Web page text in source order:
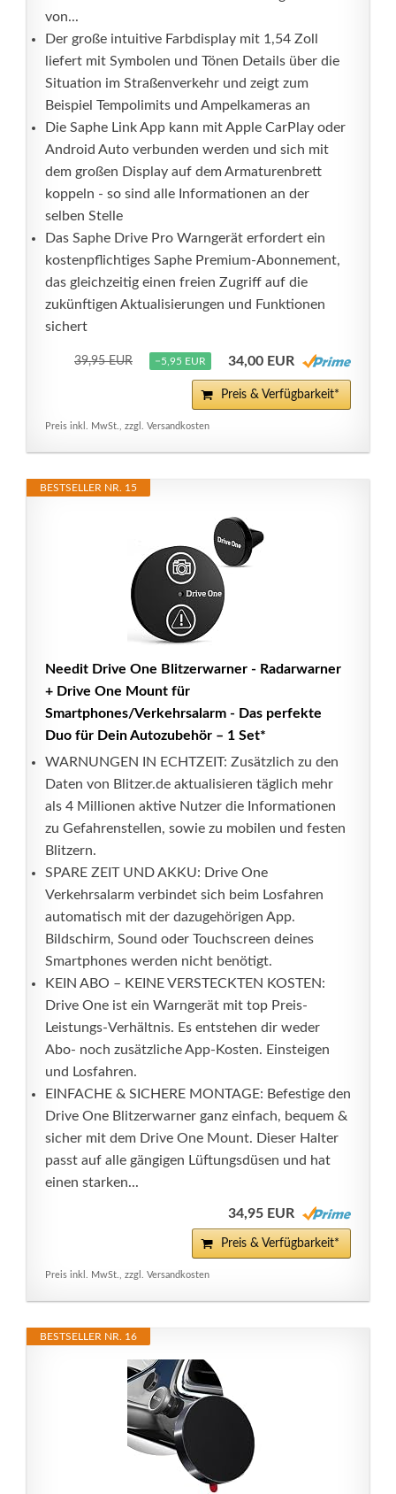
von...
Der große intuitive Farbdisplay mit 1,54 Zoll
liefert mit Symbolen und Tönen Details über die
Situation im Straßenverkehr und zeigt zum
Beispiel Tempolimits und Ampelkameras an
Die Saphe Link App kann mit Apple CarPlay oder
Android Auto verbunden werden und sich mit
dem großen Display auf dem Armaturenbrett
koppeln - so sind alle Informationen an der
selben Stelle
Das Saphe Drive Pro Warngerät erfordert ein
kostenpflichtiges Saphe Premium-Abonnement,
das gleichzeitig einen freien Zugriff auf die
zukünftigen Aktualisierungen und Funktionen
sichert
39,95 EUR −5,95 EUR 34,00 EUR
Preis & Verfügbarkeit*
Preis inkl. MwSt., zzgl. Versandkosten
BESTSELLER NR. 15
Needit Drive One Blitzerwarner - Radarwarner
+ Drive One Mount für
Smartphones/Verkehrsalarm - Das perfekte
Duo für Dein Autozubehör – 1 Set*
WARNUNGEN IN ECHTZEIT: Zusätzlich zu den
Daten von Blitzer.de aktualisieren täglich mehr
als 4 Millionen aktive Nutzer die Informationen
zu Gefahrenstellen, sowie zu mobilen und festen
Blitzern.
SPARE ZEIT UND AKKU: Drive One
Verkehrsalarm verbindet sich beim Losfahren
automatisch mit der dazugehörigen App.
Bildschirm, Sound oder Touchscreen deines
Smartphones werden nicht benötigt.
KEIN ABO – KEINE VERSTECKTEN KOSTEN:
Drive One ist ein Warngerät mit top Preis-
Leistungs-Verhältnis. Es entstehen dir weder
Abo- noch zusätzliche App-Kosten. Einsteigen
und Losfahren.
EINFACHE & SICHERE MONTAGE: Befestige den
Drive One Blitzerwarner ganz einfach, bequem &
sicher mit dem Drive One Mount. Dieser Halter
passt auf alle gängigen Lüftungsdüsen und hat
einen starken...
34,95 EUR
Preis & Verfügbarkeit*
Preis inkl. MwSt., zzgl. Versandkosten
BESTSELLER NR. 16